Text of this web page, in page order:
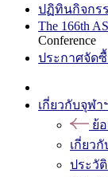
ปฏิทินกิจกร
The 166th
Conference
ประกาศจัด
เกี่ยวกับจุฬา
ย้
เกี่ยว
ประวั